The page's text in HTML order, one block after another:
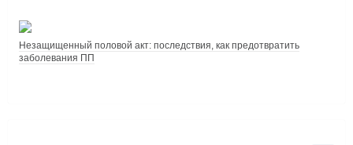
Незащищенный половой акт: последствия, как предотвратить
заболевания ПП